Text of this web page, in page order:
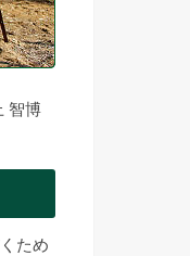
智博
ため